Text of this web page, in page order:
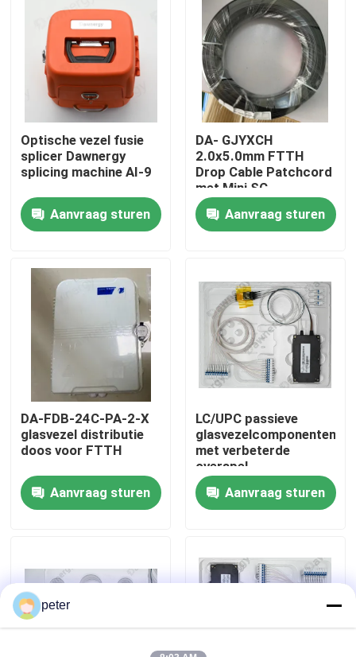
Huis
Videos
Ongeveer ons
Fabrieksreis
Kwaliteitscontrole
Contacteer ons
Gevallen
Verzoek om een Citaat
Optische vezel fusie
splicer Dawnergy
splicing machine AI-9
Aanvraag sturen
DA- GJYXCH
2.0x5.0mm FTTH
Drop Cable Patchcord
met Mini SC
Waterproof
Connector en buis
door connector
Aanvraag sturen
DA-FDB-24C-PA-2-X
glasvezel distributie
doos voor FTTH
Aanvraag sturen
LC/UPC passieve
glasvezelcomponenten
met verbeterde
overspel
Aanvraag sturen
peter